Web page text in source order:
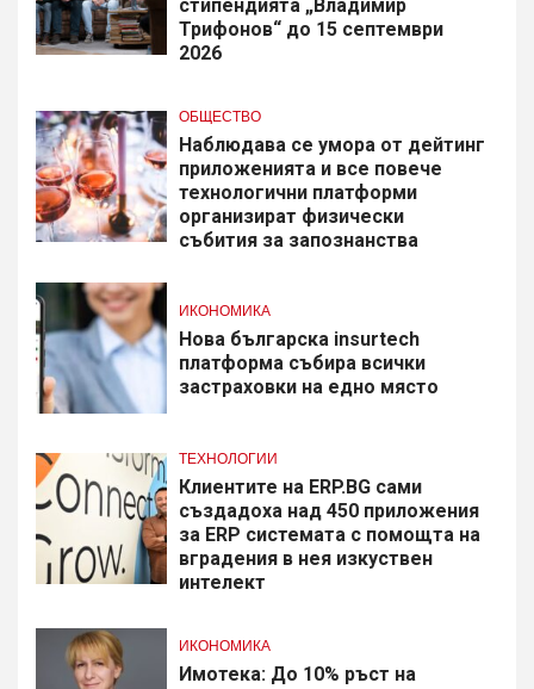
стипендията „Владимир
Трифонов“ до 15 септември
2026
ОБЩЕСТВО
Наблюдава се умора от дейтинг
приложенията и все повече
технологични платформи
организират физически
събития за запознанства
ИКОНОМИКА
Нова българска insurtech
платформа събира всички
застраховки на едно място
ТЕХНОЛОГИИ
Клиентите на ERP.BG сами
създадоха над 450 приложения
за ERP системата с помощта на
вградения в нея изкуствен
интелект
ИКОНОМИКА
Имотека: До 10% ръст на